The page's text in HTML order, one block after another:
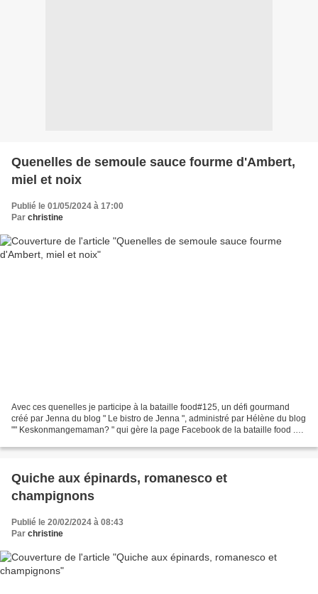
Quenelles de semoule sauce fourme d'Ambert,
miel et noix
Publié le 01/05/2024 à 17:00
Par christine
Avec ces quenelles je participe à la bataille food#125, un défi gourmand
créé par Jenna du blog " Le bistro de Jenna ", administré par Hélène du blog
"" Keskonmangemaman? " qui gère la page Facebook de la bataille food .
Quiche aux épinards, romanesco et
champignons
Publié le 20/02/2024 à 08:43
Par christine